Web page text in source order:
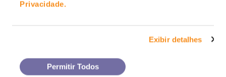
Privacidade.
Exibir detalhes
Permitir Todos